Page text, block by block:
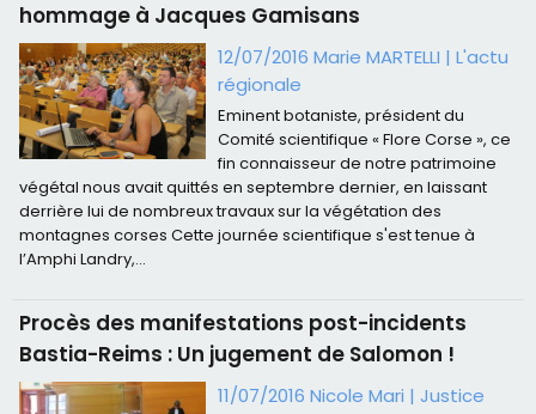
hommage à Jacques Gamisans
12/07/2016 Marie MARTELLI |L'actu
régionale
Eminent botaniste, président du
Comité scientifique « Flore Corse », ce
fin connaisseur de notre patrimoine
végétal nous avait quittés en septembre dernier, en laissant
derrière lui de nombreux travaux sur la végétation des
montagnes corses Cette journée scientifique s'est tenue à
l’Amphi Landry,...
Procès des manifestations post-incidents
Bastia-Reims : Un jugement de Salomon !
11/07/2016 Nicole Mari |Justice